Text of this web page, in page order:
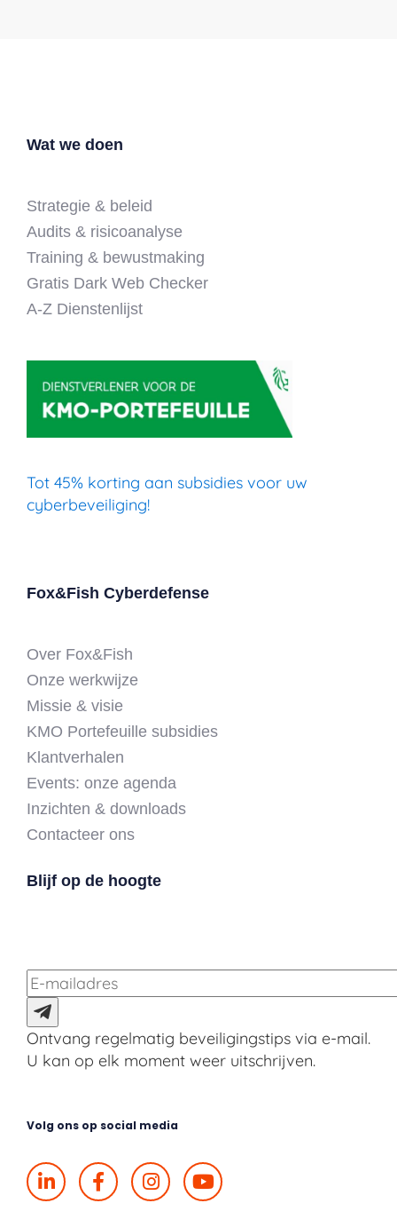
Wat we doen
Strategie & beleid
Audits & risicoanalyse
Training & bewustmaking
Gratis Dark Web Checker
A-Z Dienstenlijst
Tot 45% korting aan subsidies voor uw
cyberbeveiliging!
Fox&Fish Cyberdefense
Over Fox&Fish
Onze werkwijze
Missie & visie
KMO Portefeuille subsidies
Klantverhalen
Events: onze agenda
Inzichten & downloads
Contacteer ons
Blijf op de hoogte
Ontvang regelmatig beveiligingstips via e-mail.
U kan op elk moment weer uitschrijven.
Volg ons op social media